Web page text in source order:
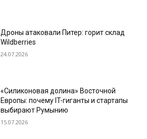
Дроны атаковали Питер: горит склад
Wildberries
24.07.2026
«Силиконовая долина» Восточной
Европы: почему IT-гиганты и стартапы
выбирают Румынию
15.07.2026